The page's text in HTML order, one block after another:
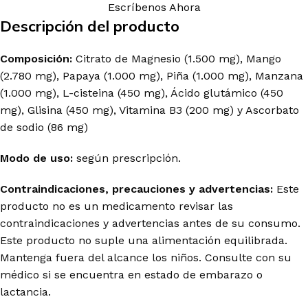
Escríbenos Ahora
Descripción del producto
Composición: Citrato de Magnesio (1.500 mg), Mango
(2.780 mg), Papaya (1.000 mg), Piña (1.000 mg), Manzana
(1.000 mg), L-cisteina (450 mg), Ácido glutámico (450
mg), Glisina (450 mg), Vitamina B3 (200 mg) y Ascorbato
de sodio (86 mg)
Modo de uso: según prescripción.
Contraindicaciones, precauciones y advertencias: Este
producto no es un medicamento revisar las
contraindicaciones y advertencias antes de su consumo.
Este producto no suple una alimentación equilibrada.
Mantenga fuera del alcance los niños. Consulte con su
médico si se encuentra en estado de embarazo o
lactancia.